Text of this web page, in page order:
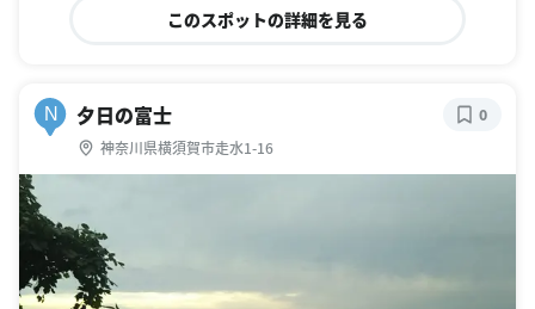
このスポットの詳細を見る
N 夕日の富士
神奈川県横須賀市走水1-16
0